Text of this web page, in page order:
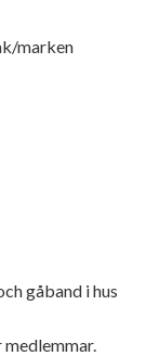
marken
gåband i hus